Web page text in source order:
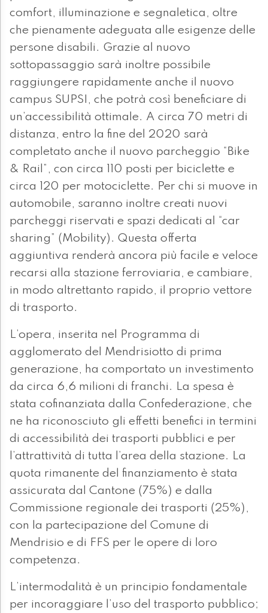
comfort, illuminazione e segnaletica, oltre
che pienamente adeguata alle esigenze delle
persone disabili. Grazie al nuovo
sottopassaggio sarà inoltre possibile
raggiungere rapidamente anche il nuovo
campus SUPSI, che potrà così beneficiare di
un’accessibilità ottimale. A circa 70 metri di
distanza, entro la fine del 2020 sarà
completato anche il nuovo parcheggio “Bike
& Rail”, con circa 110 posti per biciclette e
circa 120 per motociclette. Per chi si muove in
automobile, saranno inoltre creati nuovi
parcheggi riservati e spazi dedicati al “car
sharing” (Mobility). Questa offerta
aggiuntiva renderà ancora più facile e veloce
recarsi alla stazione ferroviaria, e cambiare,
in modo altrettanto rapido, il proprio vettore
di trasporto.
L’opera, inserita nel Programma di
agglomerato del Mendrisiotto di prima
generazione, ha comportato un investimento
da circa 6,6 milioni di franchi. La spesa è
stata cofinanziata dalla Confederazione, che
ne ha riconosciuto gli effetti benefici in termini
di accessibilità dei trasporti pubblici e per
l’attrattività di tutta l’area della stazione. La
quota rimanente del finanziamento è stata
assicurata dal Cantone (75%) e dalla
Commissione regionale dei trasporti (25%),
con la partecipazione del Comune di
Mendrisio e di FFS per le opere di loro
competenza.
L’intermodalità è un principio fondamentale
per incoraggiare l’uso del trasporto pubblico;